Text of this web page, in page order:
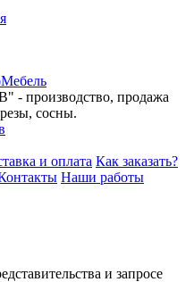
производство, продажа
сосны.
и оплата Как заказать?
Наши работы
и запросе